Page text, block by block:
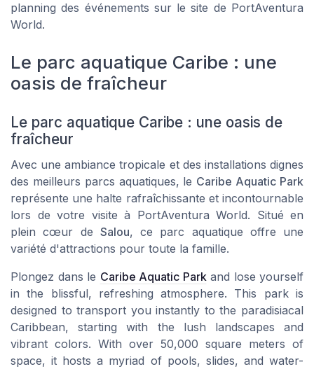
planning des événements sur le site de PortAventura
World.
Le parc aquatique Caribe : une
oasis de fraîcheur
Le parc aquatique Caribe : une oasis de
fraîcheur
Avec une ambiance tropicale et des installations dignes
des meilleurs parcs aquatiques, le Caribe Aquatic Park
représente une halte rafraîchissante et incontournable
lors de votre visite à PortAventura World. Situé en
plein cœur de Salou, ce parc aquatique offre une
variété d'attractions pour toute la famille.
Plongez dans le Caribe Aquatic Park and lose yourself
in the blissful, refreshing atmosphere. This park is
designed to transport you instantly to the paradisiacal
Caribbean, starting with the lush landscapes and
vibrant colors. With over 50,000 square meters of
space, it hosts a myriad of pools, slides, and water-